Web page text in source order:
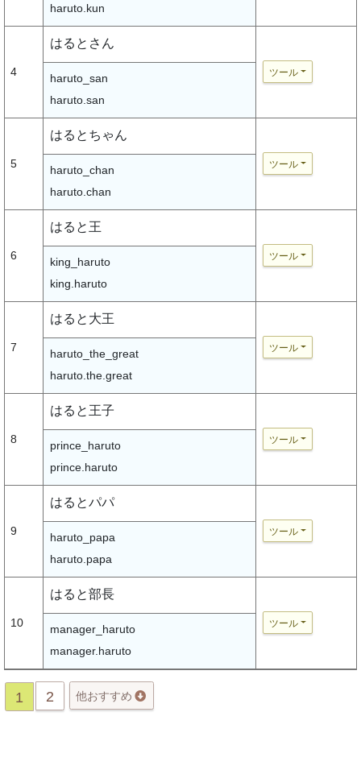
haruto.kun
4
はるとさん
ツール
haruto_san
haruto.san
5
はるとちゃん
ツール
haruto_chan
haruto.chan
6
はると王
ツール
king_haruto
king.haruto
7
はると大王
ツール
haruto_the_great
haruto.the.great
8
はると王子
ツール
prince_haruto
prince.haruto
9
はるとパパ
ツール
haruto_papa
haruto.papa
10
はると部長
ツール
manager_haruto
manager.haruto
1 2 他おすすめ